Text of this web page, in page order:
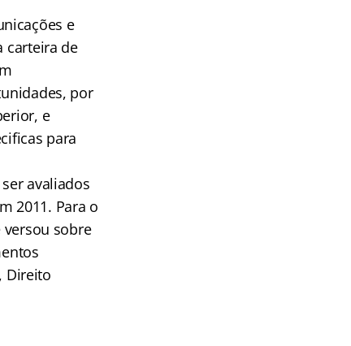
e
carteira de
por
e
para
avaliados
2011. Para o
sobre
Direito